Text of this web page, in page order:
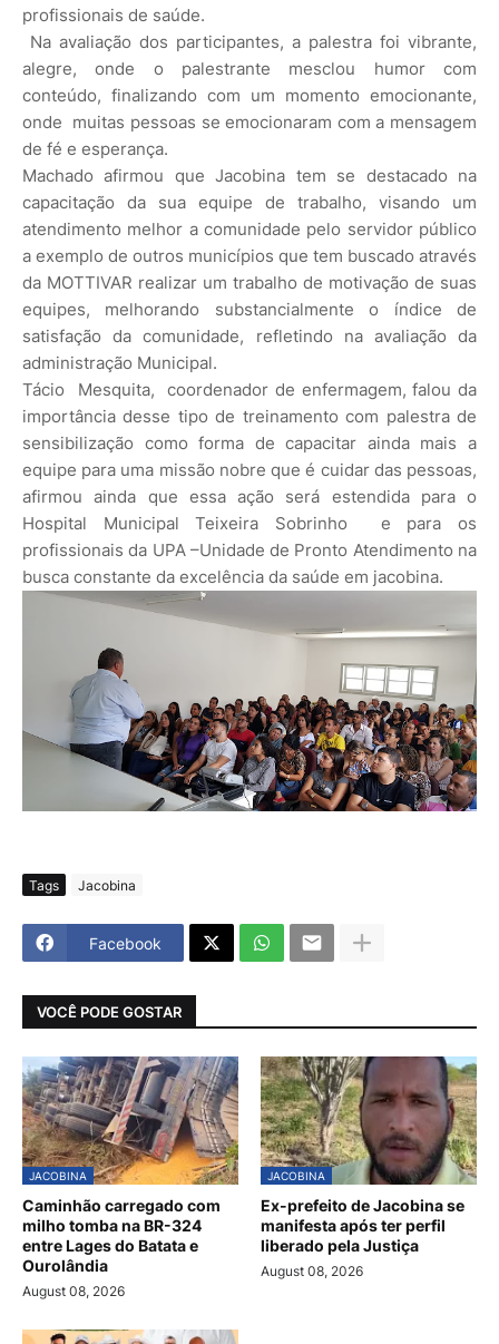
profissionais de saúde.
Na avaliação dos participantes, a palestra foi vibrante,
alegre, onde o palestrante mesclou humor com
conteúdo, finalizando com um momento emocionante,
onde muitas pessoas se emocionaram com a mensagem
de fé e esperança.
Machado afirmou que Jacobina tem se destacado na
capacitação da sua equipe de trabalho, visando um
atendimento melhor a comunidade pelo servidor público
a exemplo de outros municípios que tem buscado através
da MOTTIVAR realizar um trabalho de motivação de suas
equipes, melhorando substancialmente o índice de
satisfação da comunidade, refletindo na avaliação da
administração Municipal.
Tácio Mesquita, coordenador de enfermagem, falou da
importância desse tipo de treinamento com palestra de
sensibilização como forma de capacitar ainda mais a
equipe para uma missão nobre que é cuidar das pessoas,
afirmou ainda que essa ação será estendida para o
Hospital Municipal Teixeira Sobrinho e para os
profissionais da UPA –Unidade de Pronto Atendimento na
busca constante da excelência da saúde em jacobina.
Tags Jacobina
Facebook
VOCÊ PODE GOSTAR
JACOBINA
Caminhão carregado com
milho tomba na BR-324
entre Lages do Batata e
Ourolândia
August 08, 2026
JACOBINA
Ex-prefeito de Jacobina se
manifesta após ter perfil
liberado pela Justiça
August 08, 2026